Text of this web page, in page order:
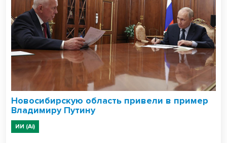
Новосибирскую область привели в пример
Владимиру Путину
ИИ (Ai)